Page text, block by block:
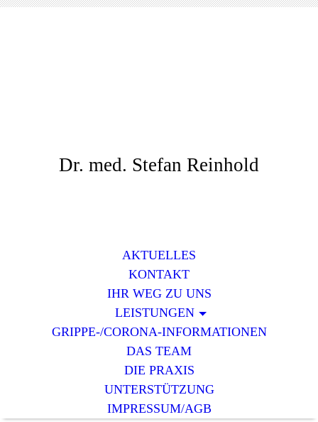
Dr. med. Stefan Reinhold
AKTUELLES
KONTAKT
IHR WEG ZU UNS
LEISTUNGEN
GRIPPE-/CORONA-INFORMATIONEN
DAS TEAM
DIE PRAXIS
UNTERSTÜTZUNG
IMPRESSUM/AGB